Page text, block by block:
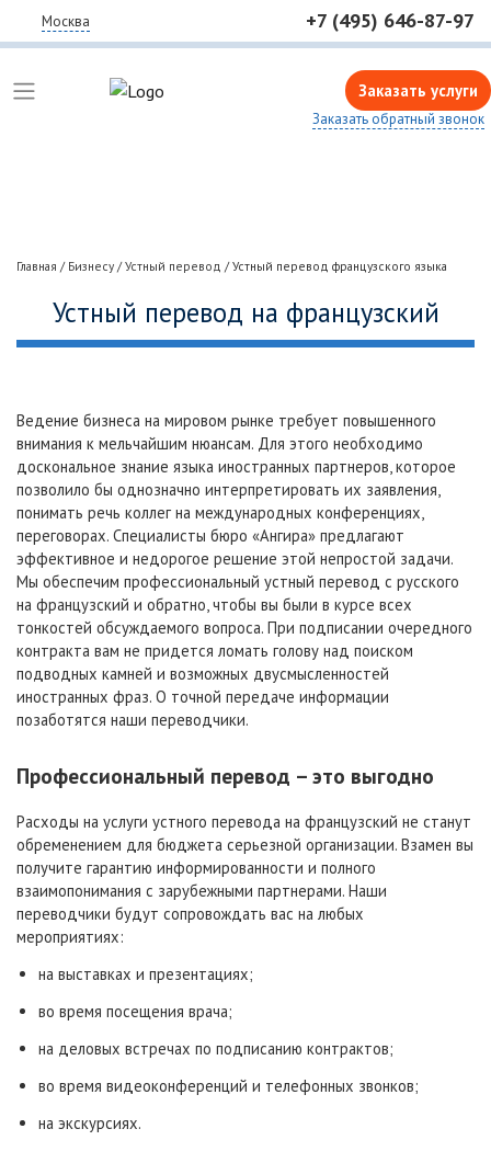
Москва +7 (495) 646-87-97
Заказать услуги
Заказать обратный звонок
Главная / Бизнесу /Устный перевод /Устный перевод французского языка
Устный перевод на французский
Ведение бизнеса на мировом рынке требует повышенного
внимания к мельчайшим нюансам. Для этого необходимо
доскональное знание языка иностранных партнеров, которое
позволило бы однозначно интерпретировать их заявления,
понимать речь коллег на международных конференциях,
переговорах. Специалисты бюро «Ангира» предлагают
эффективное и недорогое решение этой непростой задачи.
Мы обеспечим профессиональный устный перевод с русского
на французский и обратно, чтобы вы были в курсе всех
тонкостей обсуждаемого вопроса. При подписании очередного
контракта вам не придется ломать голову над поиском
подводных камней и возможных двусмысленностей
иностранных фраз. О точной передаче информации
позаботятся наши переводчики.
Профессиональный перевод – это выгодно
Расходы на услуги устного перевода на французский не станут
обременением для бюджета серьезной организации. Взамен вы
получите гарантию информированности и полного
взаимопонимания с зарубежными партнерами. Наши
переводчики будут сопровождать вас на любых
мероприятиях:
на выставках и презентациях;
во время посещения врача;
на деловых встречах по подписанию контрактов;
во время видеоконференций и телефонных звонков;
на экскурсиях.